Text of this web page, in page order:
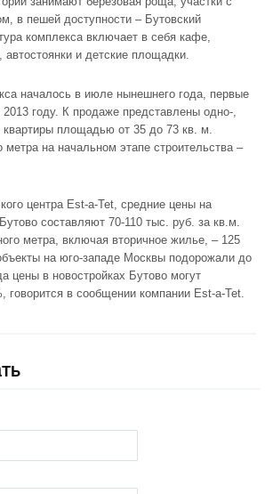
в пешей доступности – Бутовский
комплекса включает в себя кафе,
автостоянки и детские площадки.
началось в июле нынешнего года, первые
году. К продаже представлены одно-,
квартиры площадью от 35 до 73 кв. м.
метра на начальном этапе строительства –
центра Est-a-Tet, средние цены на
составляют 70-110 тыс. руб. за кв.м.
метра, включая вторичное жилье, – 125
на юго-западе Москвы подорожали до
цены в новостройках Бутово могут
говорится в сообщении компании Est-a-Tet.